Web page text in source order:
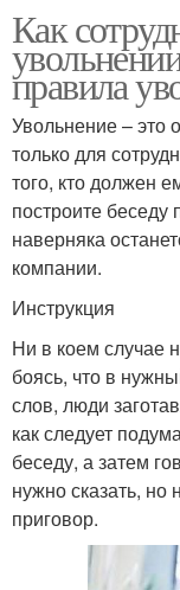
Как
правила
Увольнение – это
только для
того, кто должен
построите беседу
наверняка
компании.
Инструкция
Ни в коем случае
боясь, что в
слов, люди
как следует
беседу, а затем
нужно сказать, но
приговор.